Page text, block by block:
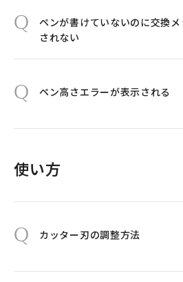
Q
ペンが書けていないのに交換
されない
Q ペン高さエラーが表示される
使い方
Q カッター刃の調整方法